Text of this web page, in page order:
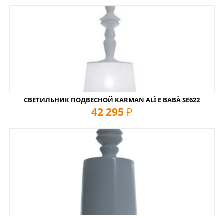
СВЕТИЛЬНИК ПОДВЕСНОЙ KARMAN ALÌ E BABÀ SE622
42 295 руб